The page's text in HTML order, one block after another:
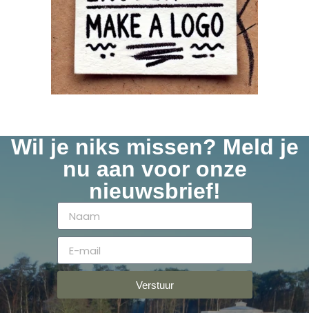
Wil je niks missen? Meld je
nu aan voor onze
nieuwsbrief!
Verstuur